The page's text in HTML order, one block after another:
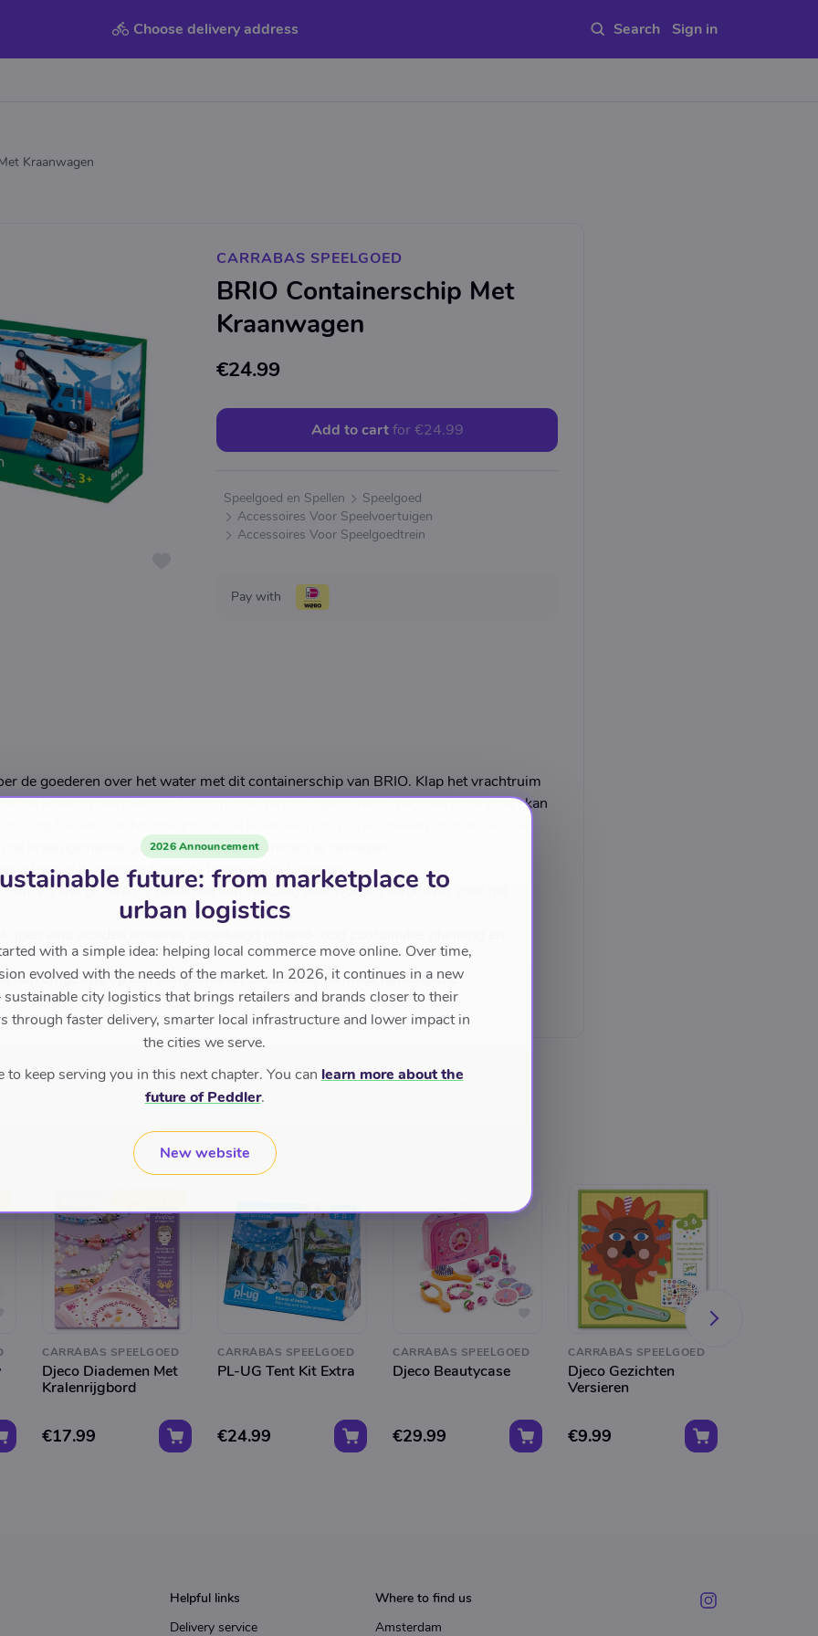
Choose delivery address Sign in
Kraanwagen
CARRABAS SPEELGOED
BRIO Containerschip Met
Kraanwagen
€24.99
Add to cart for €24.99
Speelgoed en Spellen
Speelgoed
Accessoires Voor Speelvoertuigen
Accessoires Voor Speelgoedtrein
Pay with
de goederen over het water met dit containerschip van BRIO. Klap het vrachtruim
de kraan op een wagon. Door middel van de ingebouwde magneet in de kraan kan
takelen. De bovenkant van de kraan kan om zijn as draaien en met de rode
kraan gemakkelijk omhoog en naar beneden te bewegen.
dat meegroeit met de fantasie van kinderen.
fout, en wat gisteren is gebouwd kan vandaag snel worden verbouwd voor het
open eind worden kinderen uitgedaagd in hand- oog coördinatie, planning en
hun omgeving op een veilige manier ontdekken, en maak fantastische
CARRABAS SPEELGOED
Djeco Diademen Met
Kralenrijgbord
€17.99
CARRABAS SPEELGOED
PL-UG Tent Kit Extra
€24.99
CARRABAS SPEELGOED
Djeco Beautycase
€29.99
CARRABAS SPEELGOED
Djeco Gezichten
Versieren
€9.99
Helpful links
Delivery service
Where to find us
Amsterdam
2026 Announcement
future: from marketplace to
urban logistics
with a simple idea: helping local commerce move online. Over time,
evolved with the needs of the market. In 2026, it continues in a new
city logistics that brings retailers and brands closer to their
through faster delivery, smarter local infrastructure and lower impact in
the cities we serve.
to keep serving you in this next chapter. You can learn more about the
future of Peddler.
New website